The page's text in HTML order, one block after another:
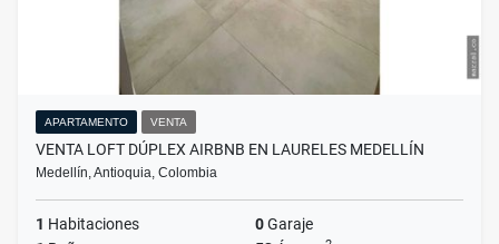
APARTAMENTO VENTA
VENTA LOFT DÚPLEX AIRBNB EN LAURELES MEDELLÍN
Medellín, Antioquia, Colombia
1 Habitaciones 0Garaje